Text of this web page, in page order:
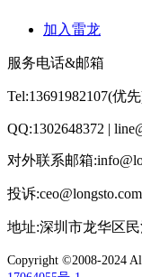
加入雷龙
服务电话&邮箱
Tel:13691982107(优
QQ:1302648372 |
对外联系邮箱
投诉
地址:深圳市龙华区
Copyright ©2008-2024